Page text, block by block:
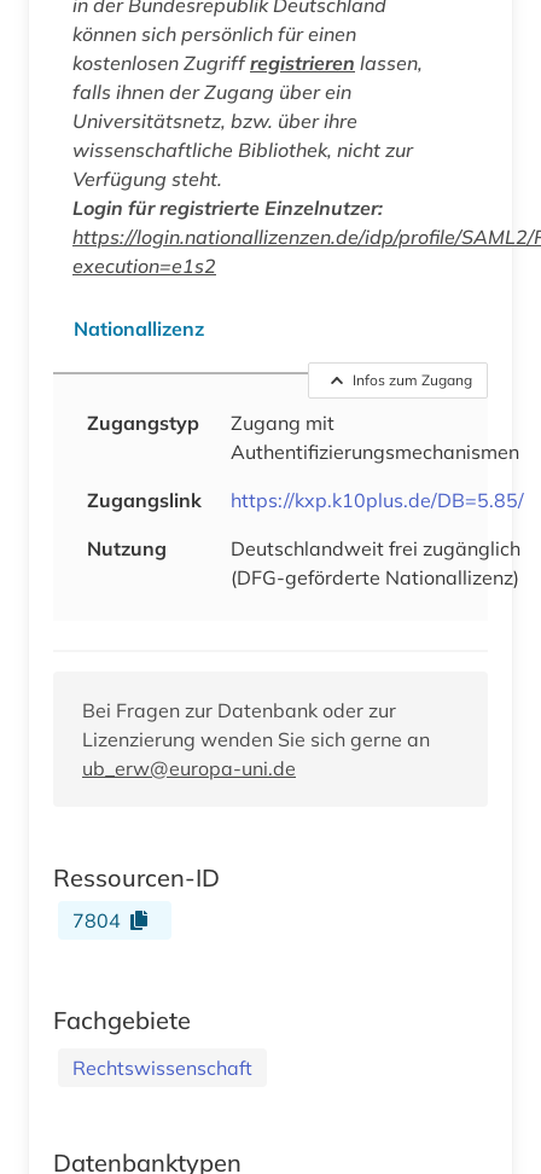
können sich persönlich für einen
kostenlosen Zugriffregistrieren lassen,
falls ihnen der Zugang über ein
Universitätsnetz, bzw. über ihre
wissenschaftliche Bibliothek, nicht zur
Verfügung steht.
Login für registrierte Einzelnutzer:
https://login.nationallizenzen.de/idp/profile/SAML2/
execution=e1s2
Nationallizenz
Infos zum Zugang
Zugangstyp
Zugang mit
Authentifizierungsmechanismen
Zugangslink
https://kxp.k10plus.de/DB=5.85/
Nutzung
Deutschlandweit frei zugänglich
(DFG-geförderte Nationallizenz)
Bei Fragen zur Datenbank oder zur
Lizenzierung wenden Sie sich gerne an
ub_erw@europa-uni.de
Ressourcen-ID
7804
Fachgebiete
Rechtswissenschaft
Datenbanktypen